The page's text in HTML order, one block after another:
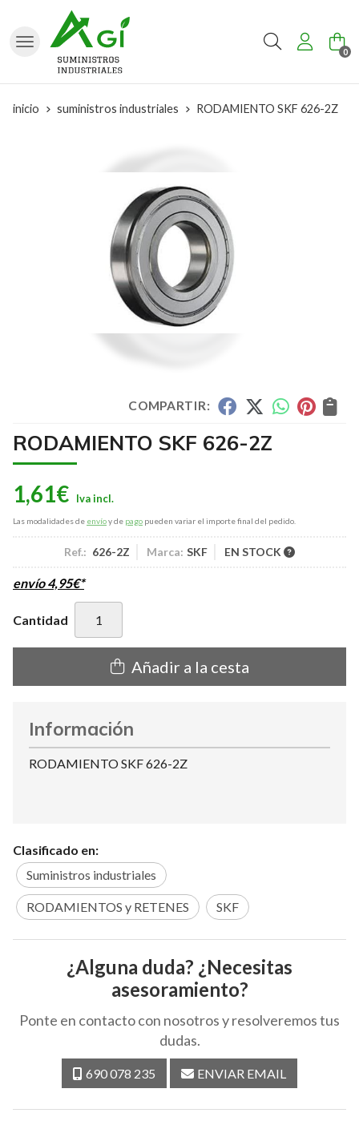
Buscar 0
inicio suministros industriales RODAMIENTO SKF 626-2Z
COMPARTIR:
RODAMIENTO SKF 626-2Z
1,61€
Las modalidades de envíoy de pago pueden variar el importe final del pedido.
Ref.: 626-2Z Marca: SKF EN STOCK
envío4,95€*
Cantidad
Añadir a la cesta
Información
RODAMIENTO SKF 626-2Z
Clasificado en:
Suministros industriales
RODAMIENTOS y RETENES SKF
¿Alguna duda? ¿Necesitas
asesoramiento?
Ponte en contacto con nosotros y resolveremos tus
dudas.
690 078 235 ENVIAR EMAIL